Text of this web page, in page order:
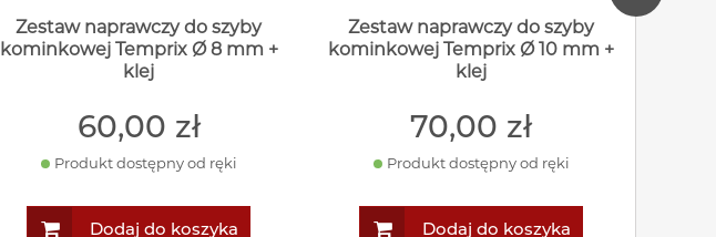
Zestaw naprawczy do szyby
kominkowej Temprix Ø 8 mm +
klej
60,00 zł
Produkt dostępny od ręki
Dodaj do koszyka
Zestaw naprawczy do szyby
kominkowej Temprix Ø 10 mm +
klej
70,00 zł
Produkt dostępny od ręki
Dodaj do koszyka